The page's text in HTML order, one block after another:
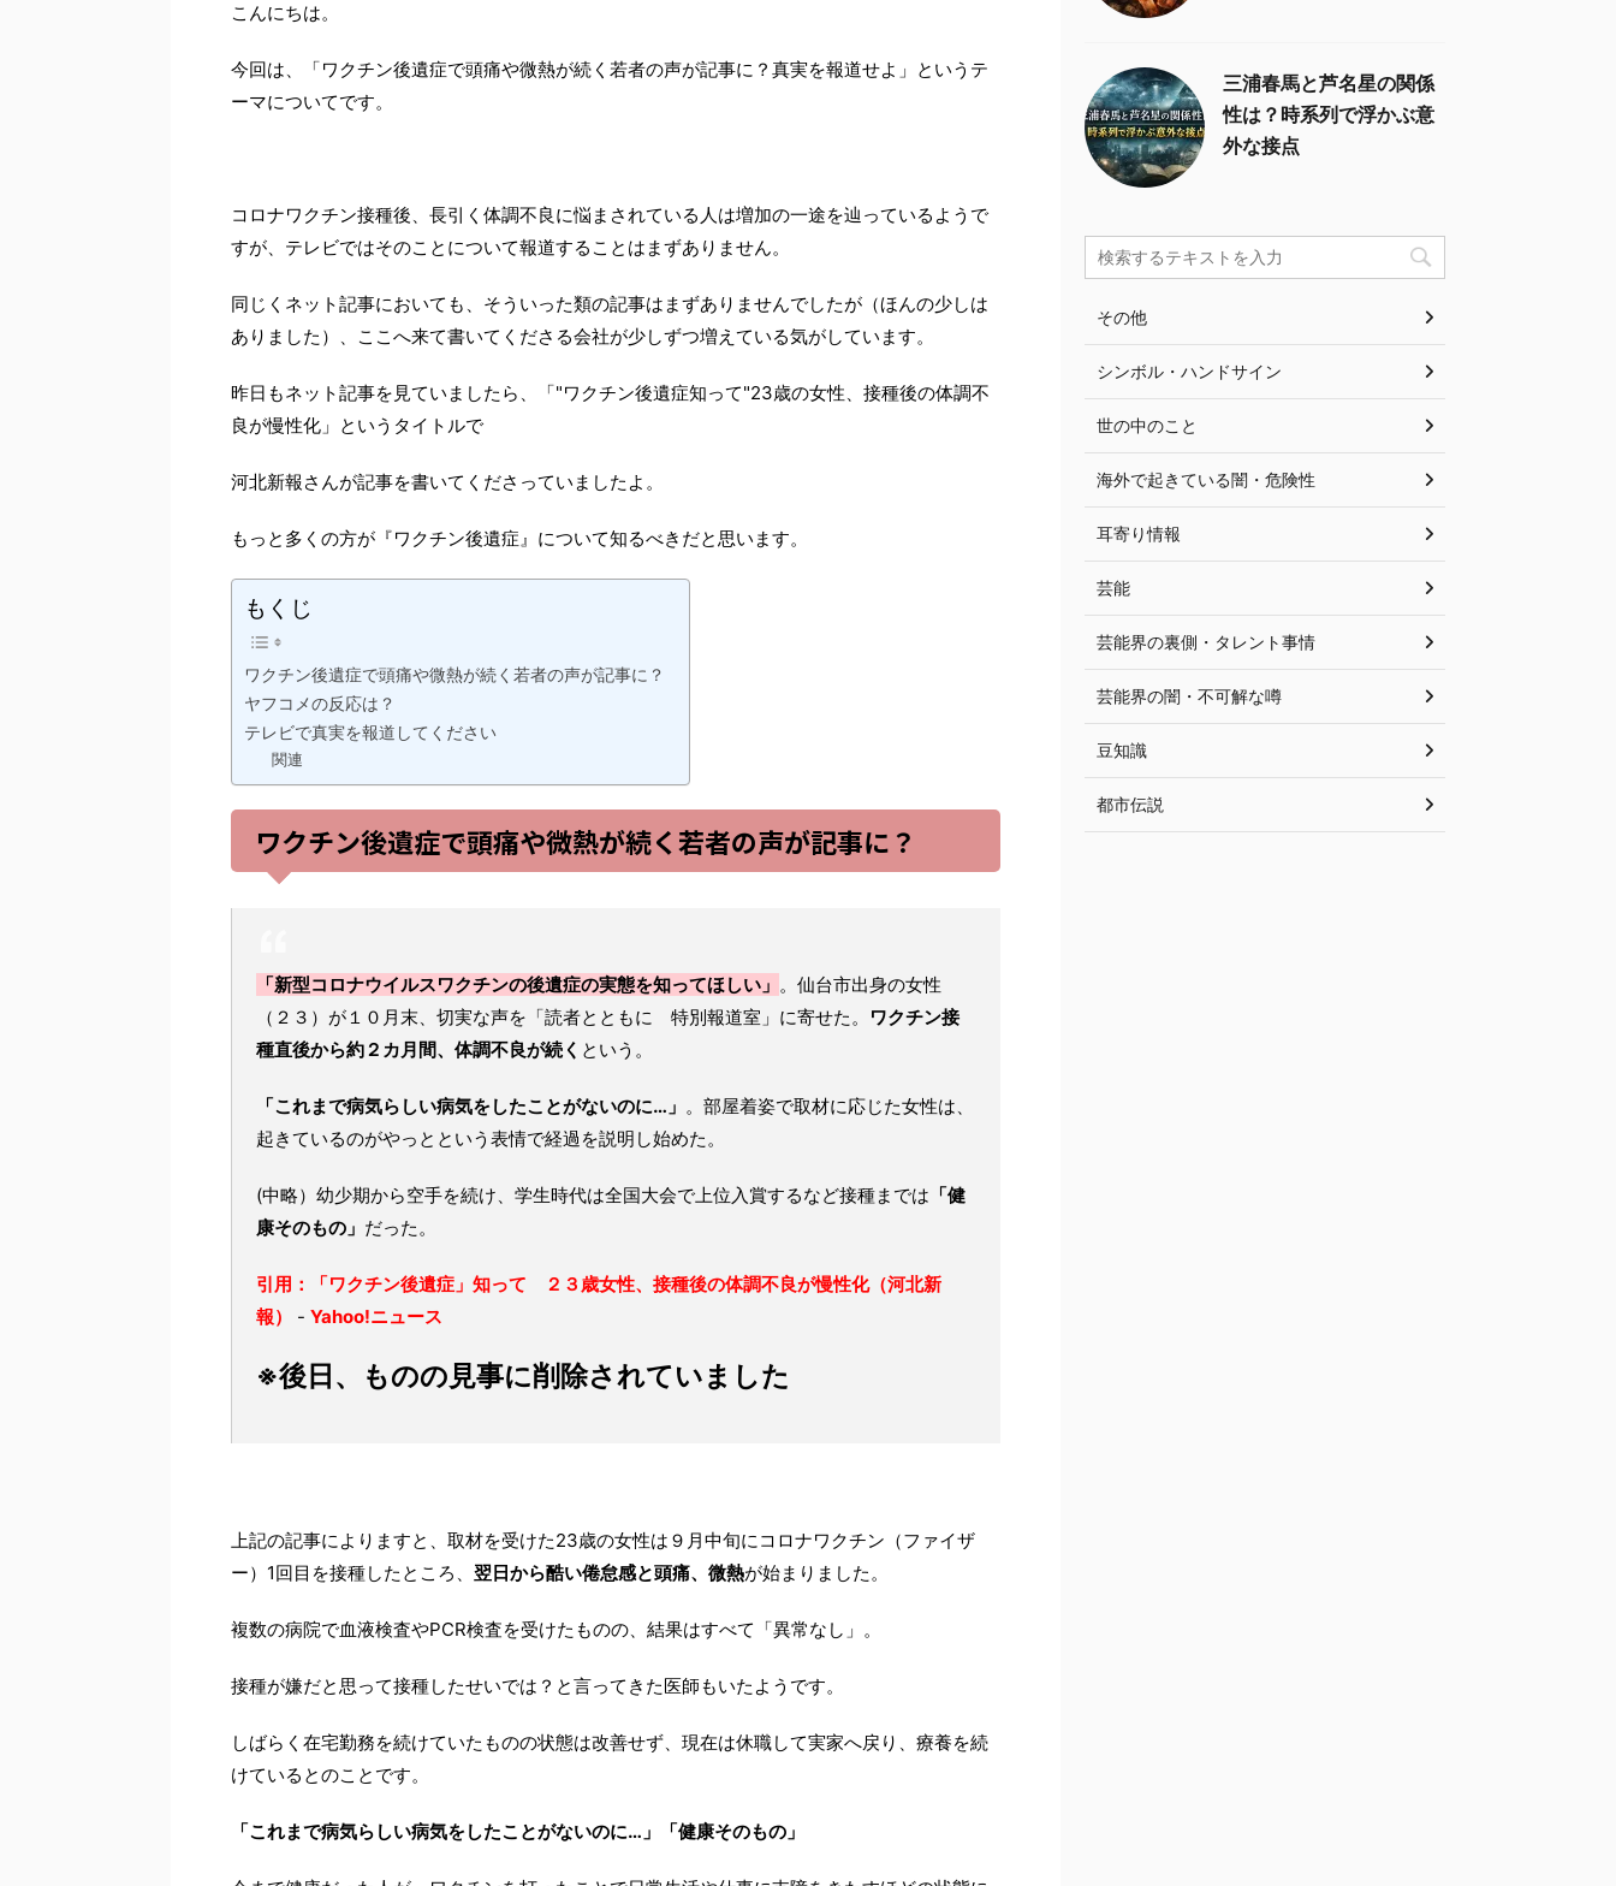
こんにちは。
今回は、「ワクチン後遺症で頭痛や微熱が続く若者の声が記事に？真実を報道せよ」というテ
ーマについてです。
コロナワクチン接種後、長引く体調不良に悩まされている人は増加の一途を辿っているようで
すが、テレビではそのことについて報道することはまずありません。
同じくネット記事においても、そういった類の記事はまずありませんでしたが（ほんの少しは
ありました）、ここへ来て書いてくださる会社が少しずつ増えている気がしています。
昨日もネット記事を見ていましたら、「"ワクチン後遺症知って"23歳の女性、接種後の体調不
良が慢性化」というタイトルで
河北新報さんが記事を書いてくださっていましたよ。
もっと多くの方が『ワクチン後遺症』について知るべきだと思います。
もくじ
ワクチン後遺症で頭痛や微熱が続く若者の声が記事に？
ヤフコメの反応は？
テレビで真実を報道してください
関連
ワクチン後遺症で頭痛や微熱が続く若者の声が記事に？
「新型コロナウイルスワクチンの後遺症の実態を知ってほしい」 。仙台市出身の女性
（２３）が１０月末、切実な声を「読者とともに 特別報道室」に寄せた。
ワクチン接
種直後から約２カ月間、体調不良が続く という。
「これまで病気らしい病気をしたことがないのに…」 。部屋着姿で取材に応じた女性は、
起きているのがやっとという表情で経過を説明し始めた。
(中略）幼少期から空手を続け、学生時代は全国大会で上位入賞するなど接種までは 「健
康そのもの」 だった。
引用：「ワクチン後遺症」知って ２３歳女性、接種後の体調不良が慢性化（河北新
報）
- Yahoo!ニュース
※後日、ものの見事に削除されていました
上記の記事によりますと、取材を受けた23歳の女性は９月中旬にコロナワクチン（ファイザ
ー）1回目を接種したところ、 翌日から酷い倦怠感と頭痛、微熱が始まりました。
複数の病院で血液検査やPCR検査を受けたものの、結果はすべて「異常なし」。
接種が嫌だと思って接種したせいでは？と言ってきた医師もいたようです。
しばらく在宅勤務を続けていたものの状態は改善せず、現在は休職して実家へ戻り、療養を続
けているとのことです。
「これまで病気らしい病気をしたことがないのに…」「健康そのもの」
三浦春馬と芦名星の関係
性は？時系列で浮かぶ意
外な接点
その他
シンボル・ハンドサイン
世の中のこと
海外で起きている闇・危険性
耳寄り情報
芸能
芸能界の裏側・タレント事情
芸能界の闇・不可解な噂
豆知識
都市伝説